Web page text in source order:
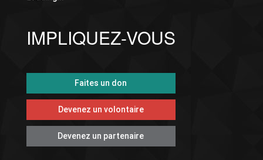
IMPLIQUEZ-VOUS
Faites un don
Devenez un volontaire
Devenez un partenaire